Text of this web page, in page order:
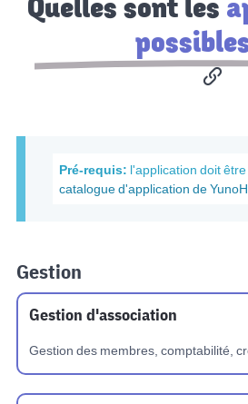
Quelles sont les
Pré-requis: l'application doit
catalogue d'application de
Gestion
Gestion d'association
Gestion des membres, comptabilité,